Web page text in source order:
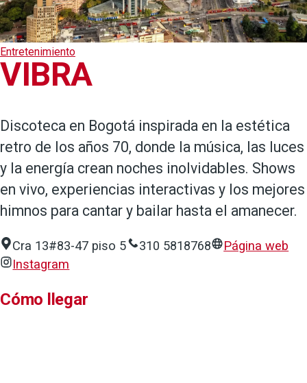
Entretenimiento
VIBRA
Discoteca en Bogotá inspirada en la estética
retro de los años 70, donde la música, las luces
y la energía crean noches inolvidables. Shows
en vivo, experiencias interactivas y los mejores
himnos para cantar y bailar hasta el amanecer.
Cra 13#83-47 piso 5 310 5818768
Página web
Instagram
Cómo llegar